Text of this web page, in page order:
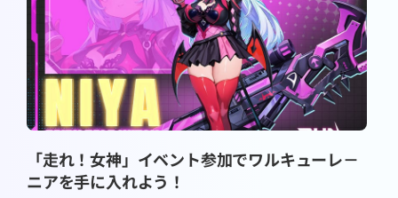
「走れ！女神」イベント参加でワルキューレ－
ニアを手に入れよう！